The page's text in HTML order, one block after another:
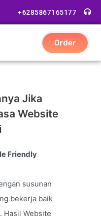
+6285867165177
Order
Jika
Website
Friendly
susunan
bekerja baik
Hasil Website